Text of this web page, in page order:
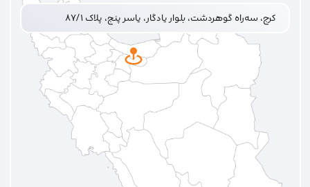
کرج، سه‌راه گوهردشت، بلوار یادگار، یاسر پنج، پلاک ۸۷/۱